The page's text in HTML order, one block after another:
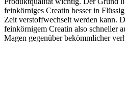
feinkörniges Creatin besser in
Zeit verstoffwechselt werden kann.
feinkörnigem Creatin also schneller
Magen gegenüber bekömmlicher